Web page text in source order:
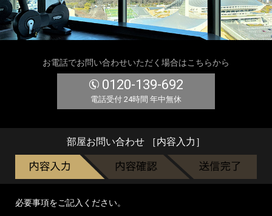
お電話でお問い合わせいただく場合はこちらから
0120-139-692
電話受付 24時間 年中無休
部屋お問い合わせ ［内容入力］
必要事項をご記入ください。